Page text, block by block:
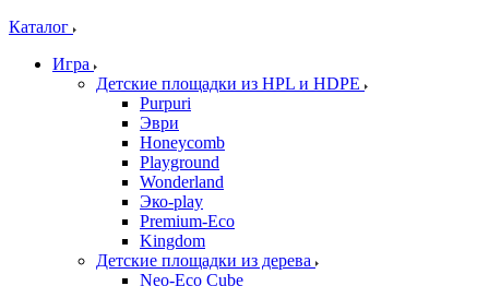
Каталог
Игра
Детские площадки из HPL и HDPE
Purpuri
Эври
Honeycomb
Playground
Wonderland
Эко-play
Premium-Eco
Kingdom
Детские площадки из дерева
Neo-Eco Cube